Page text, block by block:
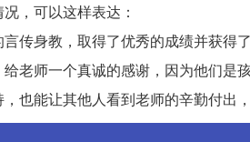
，可以这样表达：
传身教，取得了优秀的成绩并获得
老师一个真诚的感谢，因为他们是
也能让其他人看到老师的辛勤付出